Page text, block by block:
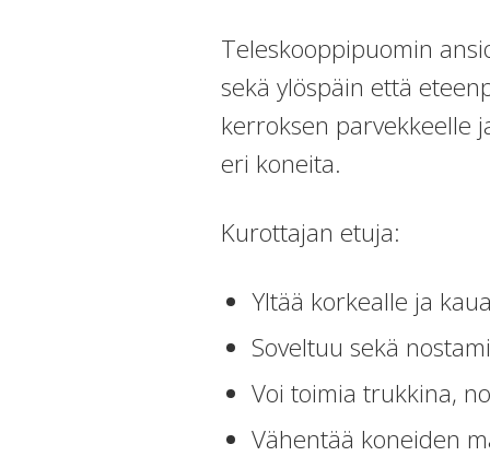
Teleskooppipuomin
sekä ylöspäin että
kerroksen parvekkeelle
eri koneita.
Kurottajan etuja:
Yltää korkealle ja
Soveltuu sekä
Voi toimia trukkina,
Vähentää koneiden